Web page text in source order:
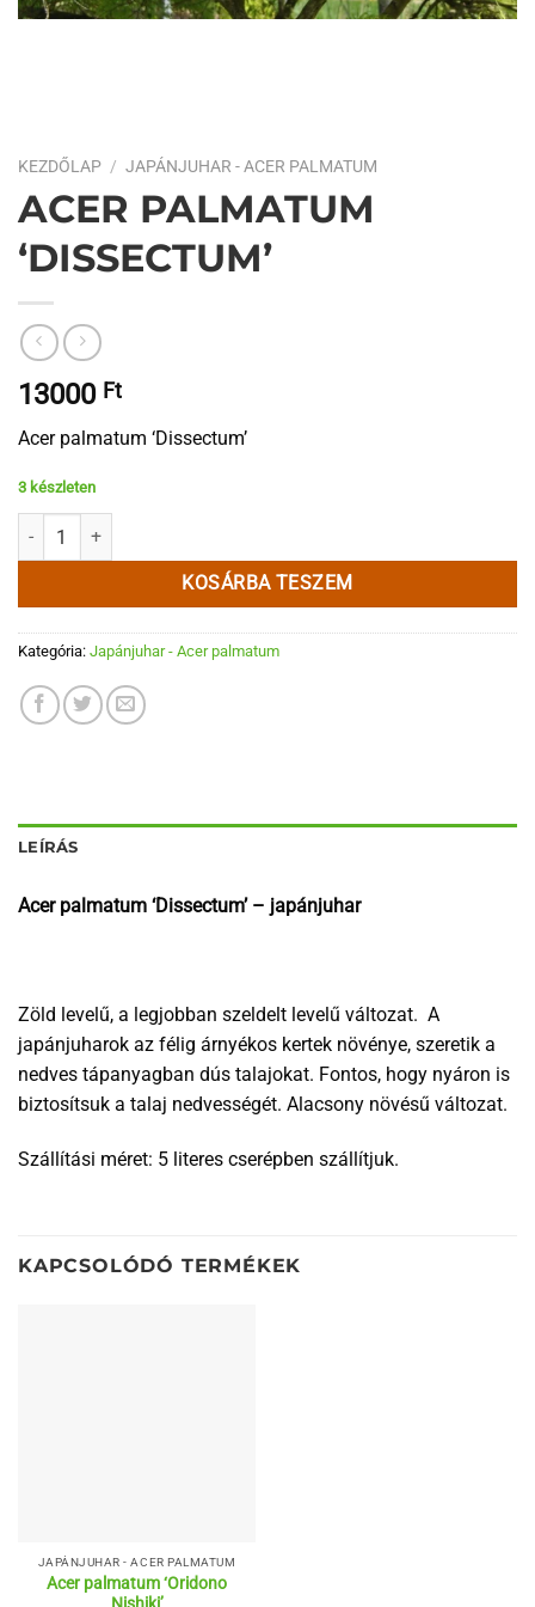
KEZDŐLAP / JAPÁNJUHAR - ACER PALMATUM
ACER PALMATUM
‘DISSECTUM’
13000 Ft
Acer palmatum ‘Dissectum’
3 készleten
Acer palmatum 'Dissectum' mennyiség
KOSÁRBA TESZEM
Kategória: Japánjuhar - Acer palmatum
LEÍRÁS
Acer palmatum ‘Dissectum’ – japánjuhar
Zöld levelű, a legjobban szeldelt levelű változat. A
japánjuharok az félig árnyékos kertek növénye, szeretik a
nedves tápanyagban dús talajokat. Fontos, hogy nyáron is
biztosítsuk a talaj nedvességét. Alacsony növésű változat.
Szállítási méret: 5 literes cserépben szállítjuk.
KAPCSOLÓDÓ TERMÉKEK
JAPÁNJUHAR - ACER PALMATUM
Acer palmatum ‘Oridono
Nishiki’